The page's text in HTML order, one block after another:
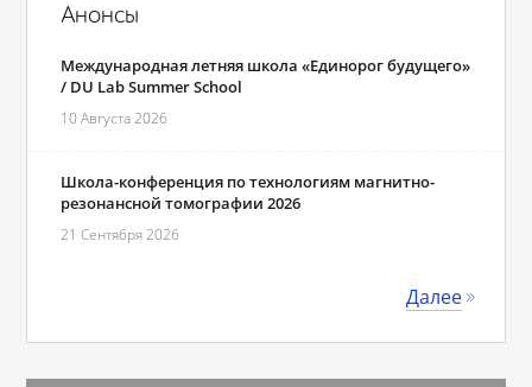
Анонсы
Международная летняя школа «Единорог будущего»
/ DU Lab Summer School
10 Августа 2026
Школа-конференция по технологиям магнитно-
резонансной томографии 2026
21 Сентября 2026
Далее